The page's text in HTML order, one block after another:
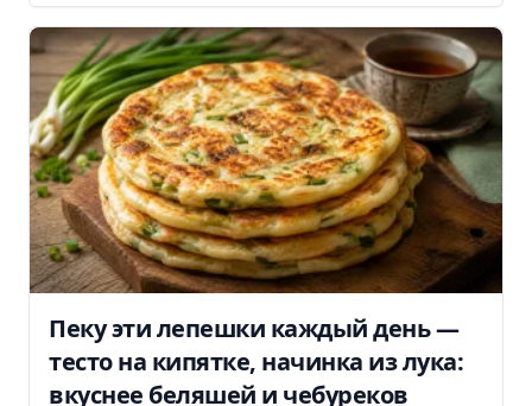
Пеку эти лепешки каждый день —
тесто на кипятке, начинка из лука:
вкуснее беляшей и чебуреков